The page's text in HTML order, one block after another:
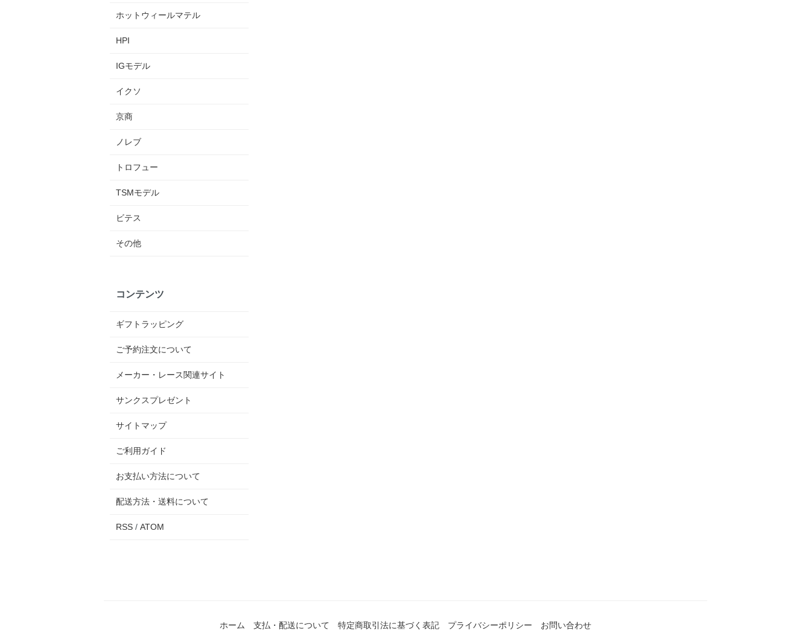
ホットウィールマテル
HPI
IGモデル
イクソ
京商
ノレブ
トロフュー
TSMモデル
ビテス
その他
コンテンツ
ギフトラッピング
ご予約注文について
メーカー・レース関連サイト
サンクスプレゼント
サイトマップ
ご利用ガイド
お支払い方法について
配送方法・送料について
RSS / ATOM
ホーム 支払・配送について 特定商取引法に基づく表記 プライバシーポリシー お問い合わせ